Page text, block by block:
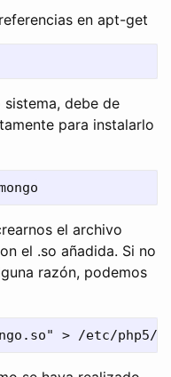
en apt-get
debe de
para instalarlo
el archivo
el .so añadida. Si no
razón, podemos